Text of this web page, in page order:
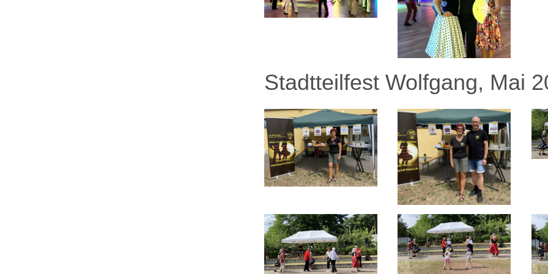
Stadtteilfest Wolfgang, Mai